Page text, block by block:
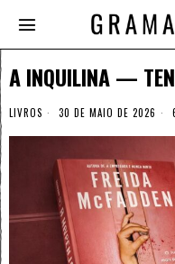
A INQUILINA —
LIVROS 30 DE MAIO DE 2026